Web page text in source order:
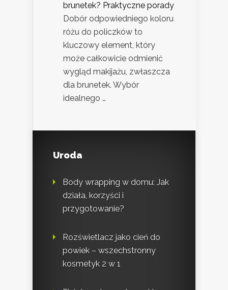
brunetek? Praktyczne porady
Dobór odpowiedniego koloru
różu do policzków to
kluczowy element, który
może całkowicie odmienić
wygląd makijażu, zwłaszcza
dla brunetek. Wybór
idealnego …
Uroda
Body wrapping w domu: Jak
działa, korzyści i
przygotowanie?
Rozświetlacz jako cień do
powiek – wszechstronny
kosmetyk 2 w 1